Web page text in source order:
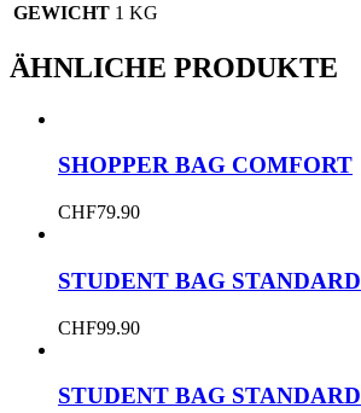
GEWICHT 1 KG
ÄHNLICHE PRODUKTE
SHOPPER BAG COMFORT
CHF79.90
STUDENT BAG STANDARD
CHF99.90
STUDENT BAG STANDARD